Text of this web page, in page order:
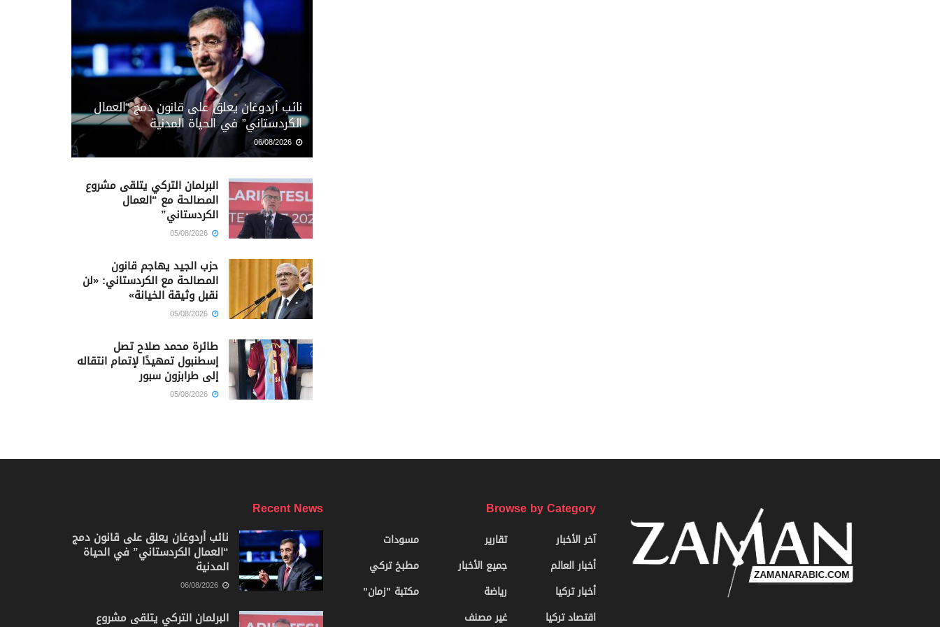
نائب أردوغان يعلق على قانون دمج “العمال
الكردستاني” في الحياة المدنية
البرلمان التركي يتلقى مشروع
المصالحة مع “العمال
الكردستاني”
حزب الجيد يهاجم قانون
المصالحة مع الكردستاني: «لن
نقبل وثيقة الخيانة»
طائرة محمد صلاح تصل
إسطنبول تمهيدًا لإتمام انتقاله
إلى طرابزون سبور
Browse by Category
آخر الأخبار
أخبار العالم
أخبار تركيا
اقتصاد تركيا
تقارير
جميع الأخبار
رياضة
غير مصنف
مسودات
مطبخ تركي
مكتبة "زمان"
Recent News
نائب أردوغان يعلق على قانون دمج
“العمال الكردستاني” في الحياة
المدنية
البرلمان التركي يتلقى مشروع